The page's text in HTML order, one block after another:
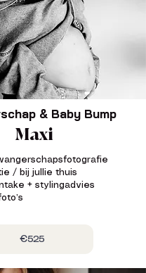
& Baby Bump
Maxi
/ bij jullie thuis
+ stylingadvies
€525